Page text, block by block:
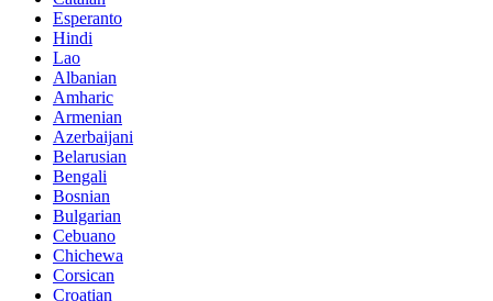
Esperanto
Hindi
Lao
Albanian
Amharic
Armenian
Azerbaijani
Belarusian
Bengali
Bosnian
Bulgarian
Cebuano
Chichewa
Corsican
Croatian